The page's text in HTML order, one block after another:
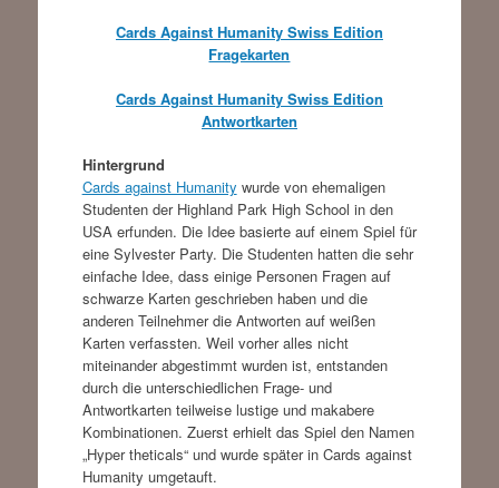
Cards Against Humanity Swiss Edition
Fragekarten
Cards Against Humanity Swiss Edition
Antwortkarten
Hintergrund
Cards against Humanity wurde von ehemaligen
Studenten der Highland Park High School in den
USA erfunden. Die Idee basierte auf einem Spiel für
eine Sylvester Party. Die Studenten hatten die sehr
einfache Idee, dass einige Personen Fragen auf
schwarze Karten geschrieben haben und die
anderen Teilnehmer die Antworten auf weißen
Karten verfassten. Weil vorher alles nicht
miteinander abgestimmt wurden ist, entstanden
durch die unterschiedlichen Frage- und
Antwortkarten teilweise lustige und makabere
Kombinationen. Zuerst erhielt das Spiel den Namen
„Hyper theticals“ und wurde später in Cards against
Humanity umgetauft.